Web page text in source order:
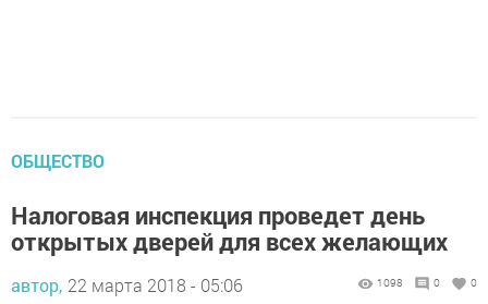
ОБЩЕСТВО
Налоговая инспекция проведет день
открытых дверей для всех желающих
автор, 22 марта 2018 - 05:06 1098 0 0